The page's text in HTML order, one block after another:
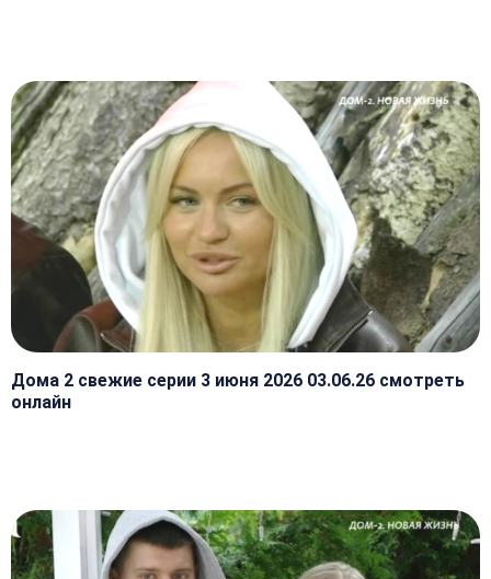
Дома 2 свежие серии 3 июня 2026 03.06.26 смотреть
онлайн